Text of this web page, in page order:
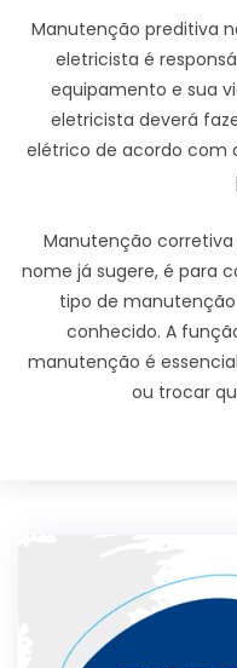
Manutenção preditiva
eletricista é
equipamento e sua
eletricista deverá
elétrico de acordo com
Manutenção corretiva
nome já sugere, é para
tipo de
conhecido. A
manutenção é
ou trocar